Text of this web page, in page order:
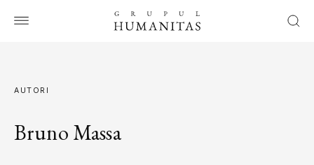
AUTORI
Bruno Massa